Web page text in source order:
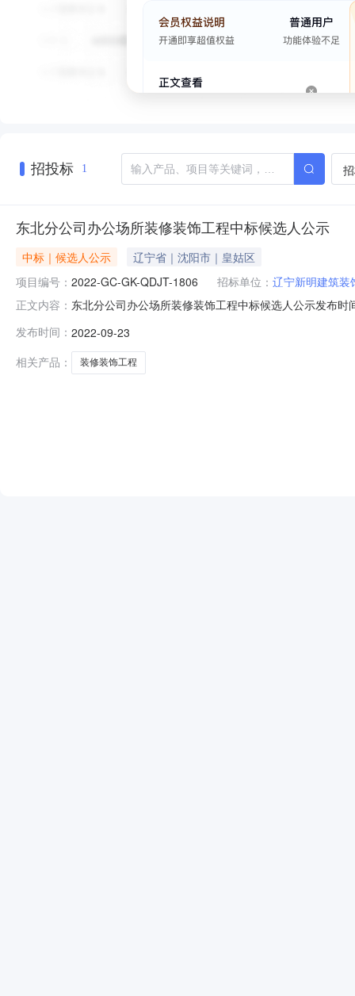
招投标 1
东北分公司办公场所装修装饰工程中标候选人公示
中标｜候选人公示
辽宁省｜沈阳市｜皇姑区
项目编号： 2022-GC-GK-QDJT-1806 招标单位： 辽宁新明建筑装
正文内容： 东北分公司办公场所装修装饰工程中标候选人公示发布
增值税）工期（交货期）质量项目负责人相关证书名称
发布时间： 2022-09-23
相关产品：
装修装饰工程